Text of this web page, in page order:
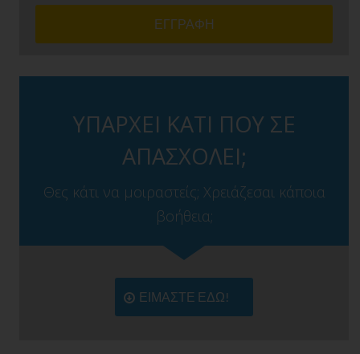
ΥΠΑΡΧΕΙ ΚΑΤΙ ΠΟΥ ΣΕ
ΑΠΑΣΧΟΛΕΙ;
Θες κάτι να μοιραστείς; Χρειάζεσαι κάποια
βοήθεια;
ΕΙΜΑΣΤΕ ΕΔΩ!